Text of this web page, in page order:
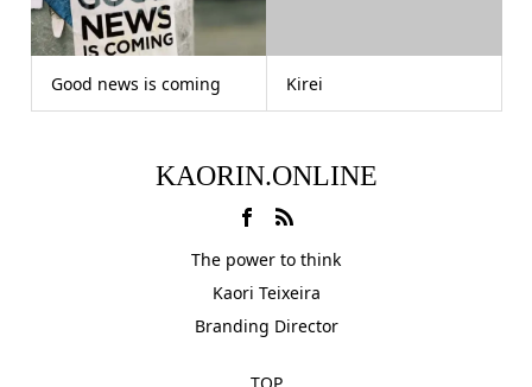
Good news is coming Kirei
KAORIN.ONLINE
The power to think
Kaori Teixeira
Branding Director